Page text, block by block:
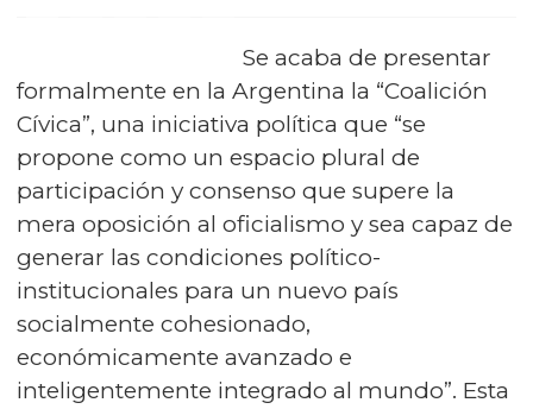
Se acaba de presentar
formalmente en la Argentina la “Coalición
Cívica”, una iniciativa política que “se
propone como un espacio plural de
participación y consenso que supere la
mera oposición al oficialismo y sea capaz de
generar las condiciones político-
institucionales para un nuevo país
socialmente cohesionado,
económicamente avanzado e
inteligentemente integrado al mundo”. Esta